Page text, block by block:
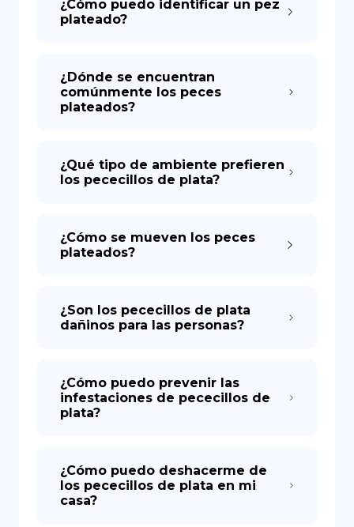
¿Cómo puedo identificar un pez
plateado?
¿Dónde se encuentran
comúnmente los peces
plateados?
¿Qué tipo de ambiente prefieren
los pececillos de plata?
¿Cómo se mueven los peces
plateados?
¿Son los pececillos de plata
dañinos para las personas?
¿Cómo puedo prevenir las
infestaciones de pececillos de
plata?
¿Cómo puedo deshacerme de
los pececillos de plata en mi
casa?